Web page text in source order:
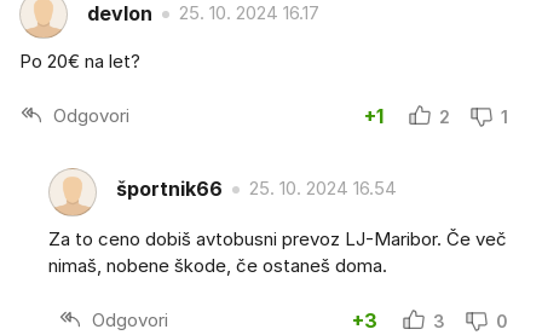
devlon 25. 10. 2024 16.17
Po 20€ na let?
Odgovori +1 2 1
športnik66 25. 10. 2024 16.54
Za to ceno dobiš avtobusni prevoz LJ-Maribor. Če več
nimaš, nobene škode, če ostaneš doma.
Odgovori +3 3 0